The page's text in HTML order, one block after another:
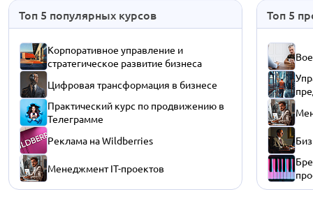
Топ 5 популярных курсов
Корпоративное управление и
стратегическое развитие бизнеса
Цифровая трансформация в бизнесе
Практический курс по продвижению в
Телеграмме
Реклама на Wildberries
Менеджмент IT-проектов
Топ 5